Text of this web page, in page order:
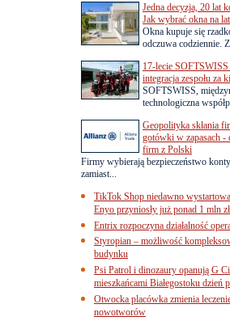
Jedna decyzja, 20 lat
Jak wybrać okna na
Okna kupuje się
odczuwa codziennie.
17-lecie SOFTSWISS
integracja zespołu za
SOFTSWISS,
technologiczna
Geopolityka skłania
gotówki w zapasach -
firm z Polski
Firmy wybierają bezpieczeństwo
zamiast...
TikTok Shop niedawno
Enyo przyniosły już ponad 1 mln
Entrix rozpoczyna działalność
Styropian – możliwość
budynku
Psi Patrol i dinozaury opanują G
mieszkańcami Białegostoku dzień
Otwocka placówka zmienia
nowotworów